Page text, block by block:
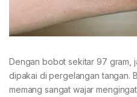
Dengan bobot sekitar 97 gram,
dipakai di pergelangan tangan.
memang sangat wajar